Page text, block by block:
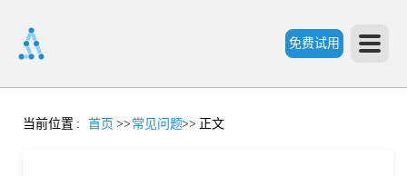
免费试用
首
当前位置 : 首页 >>常见问题>> 正文